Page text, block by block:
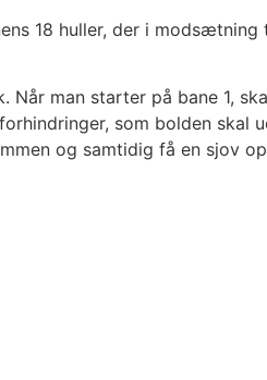
18 huller, der i
man starter på bane 1,
som bolden skal
og samtidig få en sjov